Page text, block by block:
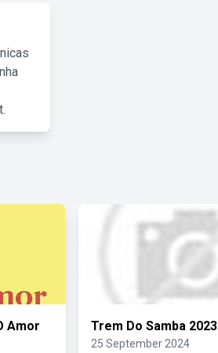
Amor Trem Do Samba 2023
25 September 2024